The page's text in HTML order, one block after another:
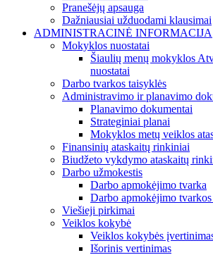
Pranešėjų apsauga
Dažniausiai užduodami klausimai
ADMINISTRACINĖ INFORMACIJA
Mokyklos nuostatai
Šiaulių menų mokyklos
nuostatai
Darbo tvarkos taisyklės
Administravimo ir planavimo
Planavimo dokumentai
Strateginiai planai
Mokyklos metų veiklos
Finansinių ataskaitų rinkiniai
Biudžeto vykdymo ataskaitų
Darbo užmokestis
Darbo apmokėjimo tvarka
Darbo apmokėjimo
Viešieji pirkimai
Veiklos kokybė
Veiklos kokybės
Išorinis vertinimas